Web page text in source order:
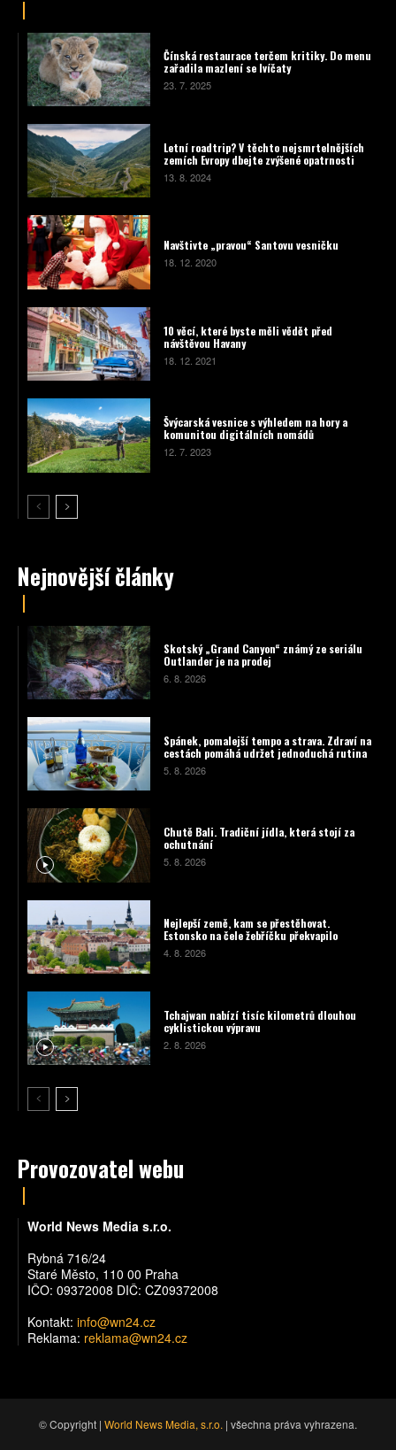
Čínská restaurace terčem kritiky. Do menu
zařadila mazlení se lvíčaty
23. 7. 2025
Letní roadtrip? V těchto nejsmrtelnějších
zemích Evropy dbejte zvýšené opatrnosti
13. 8. 2024
Navštivte „pravou“ Santovu vesničku
18. 12. 2020
10 věcí, které byste měli vědět před
návštěvou Havany
18. 12. 2021
Švýcarská vesnice s výhledem na hory a
komunitou digitálních nomádů
12. 7. 2023
Nejnovější články
Skotský „Grand Canyon“ známý ze seriálu
Outlander je na prodej
6. 8. 2026
Spánek, pomalejší tempo a strava. Zdraví na
cestách pomáhá udržet jednoduchá rutina
5. 8. 2026
Chutě Bali. Tradiční jídla, která stojí za
ochutnání
5. 8. 2026
Nejlepší země, kam se přestěhovat.
Estonsko na čele žebříčku překvapilo
4. 8. 2026
Tchajwan nabízí tisíc kilometrů dlouhou
cyklistickou výpravu
2. 8. 2026
Provozovatel webu
World News Media s.r.o.
Rybná 716/24
Staré Město, 110 00 Praha
IČO: 09372008 DIČ: CZ09372008
Kontakt: info@wn24.cz
Reklama: reklama@wn24.cz
© Copyright | World News Media, s.r.o. | všechna práva vyhrazena.